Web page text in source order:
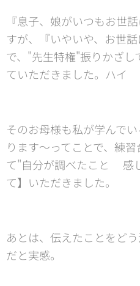
『息子、娘がいつもお世
すが、『いやいや、お世
で、"先生特権"振りかざし
ていただきました。ハイ😗
そのお母様も私が学んで
ります〜ってことで、練
て"自分が調べたこと➕感
て】いただきました。
あとは、伝えたことをど
だと実感。